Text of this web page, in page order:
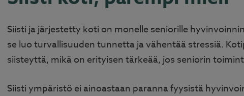
Siisti ja järjestetty koti on monelle seniorille
se luo turvallisuuden tunnetta ja vähentää stressiä.
siisteyttä, mikä on erityisen tärkeää, jos seniorin
Siisti ympäristö ei ainoastaan paranna fyysistä